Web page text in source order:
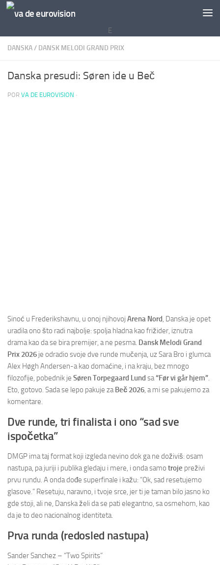
Saltar al contenido
E
DANSKA/ DANSK MELODI GRAND PRIX
Danska presudi: Søren ide u Beč
POR VA DE EUROVISION ·
Sinoć u Frederikshavnu, u onoj njihovoj Arena Nord, Danska je opet
uradila ono što radi najbolje: spolja hladna kao frižider, iznutra
drama kao da se bira premijer, a ne pesma. Dansk Melodi Grand
Prix 2026 je odradio svoje dve runde mučenja, uz Sara Bro i glumca
Alex Høgh Andersen-a kao domaćine, i na kraju, bez mnogo
filozofije, pobednik je Søren Torpegaard Lund sa“Før vi går hjem”.
Eto, gotovo. Sada se lepo pakuje zaBeč 2026, a mi se pakujemo za
komentare.
Dve runde, tri finalista i ono “sad sve
ispočetka”
DMGP ima taj format koji izgleda nevino dok ga ne doživiš: osam
nastupa, pa juriji i publika gledaju i mere, i onda samo troje preživi
prvu rundu. A onda dođe superfinale i kažu: “Ok, sad resetujemo
glasove.” Resetuju, naravno, i tvoje srce, jer ti je taman bilo jasno ko
gde stoji, ali ne, Danska želi da se pati elegantno, sa osmehom, kao
da je to deo nacionalnog identiteta.
Prva runda (redosled nastupa)
Sander Sanchez – “Two Spirits”